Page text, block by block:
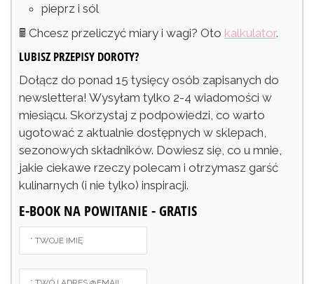
pieprz i sól
🖩 Chcesz przeliczyć miary i wagi? Oto kalkulator.
LUBISZ PRZEPISY DOROTY?
Dołącz do ponad 15 tysięcy osób zapisanych do
newslettera! Wysyłam tylko 2-4 wiadomości w
miesiącu. Skorzystaj z podpowiedzi, co warto
ugotować z aktualnie dostępnych w sklepach,
sezonowych składników. Dowiesz się, co u mnie,
jakie ciekawe rzeczy polecam i otrzymasz garść
kulinarnych (i nie tylko) inspiracji.
E-BOOK NA POWITANIE - GRATIS